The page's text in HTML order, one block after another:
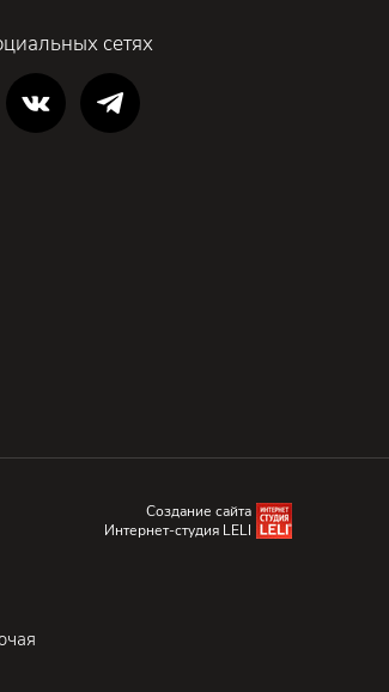
сетях
Создание сайта
Интернет-студия LELI